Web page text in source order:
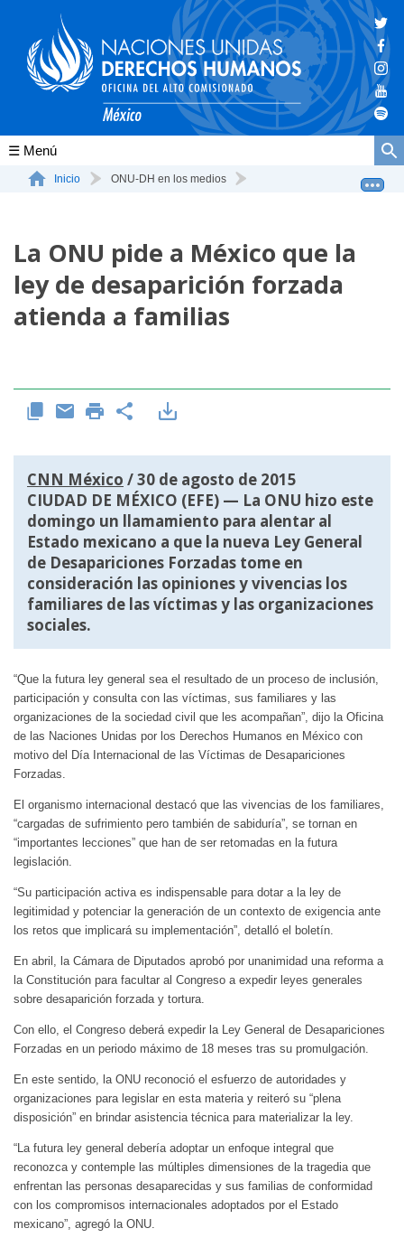
Conócenos
La ONU-DH en México
Vacantes ONU-DH México
ONU-DH en el tiempo
Inicio ONU-DH en los medios
La ONU pide a México que la
ley de desaparición forzada
atienda a familias
CNN México / 30 de agosto de 2015
CIUDAD DE MÉXICO (EFE) — La ONU hizo este
domingo un llamamiento para alentar al
Estado mexicano a que la nueva Ley General
de Desapariciones Forzadas tome en
consideración las opiniones y vivencias los
familiares de las víctimas y las organizaciones
sociales.
“Que la futura ley general sea el resultado de un proceso de inclusión,
participación y consulta con las víctimas, sus familiares y las
organizaciones de la sociedad civil que les acompañan”, dijo la Oficina
de las Naciones Unidas por los Derechos Humanos en México con
motivo del Día Internacional de las Víctimas de Desapariciones
Forzadas.
El organismo internacional destacó que las vivencias de los familiares,
“cargadas de sufrimiento pero también de sabiduría”, se tornan en
“importantes lecciones” que han de ser retomadas en la futura
legislación.
“Su participación activa es indispensable para dotar a la ley de
legitimidad y potenciar la generación de un contexto de exigencia ante
los retos que implicará su implementación”, detalló el boletín.
En abril, la Cámara de Diputados aprobó por unanimidad una reforma a
la Constitución para facultar al Congreso a expedir leyes generales
sobre desaparición forzada y tortura.
Con ello, el Congreso deberá expedir la Ley General de Desapariciones
Forzadas en un periodo máximo de 18 meses tras su promulgación.
En este sentido, la ONU reconoció el esfuerzo de autoridades y
organizaciones para legislar en esta materia y reiteró su “plena
disposición” en brindar asistencia técnica para materializar la ley.
“La futura ley general debería adoptar un enfoque integral que
reconozca y contemple las múltiples dimensiones de la tragedia que
enfrentan las personas desaparecidas y sus familias de conformidad
con los compromisos internacionales adoptados por el Estado
mexicano”, agregó la ONU.